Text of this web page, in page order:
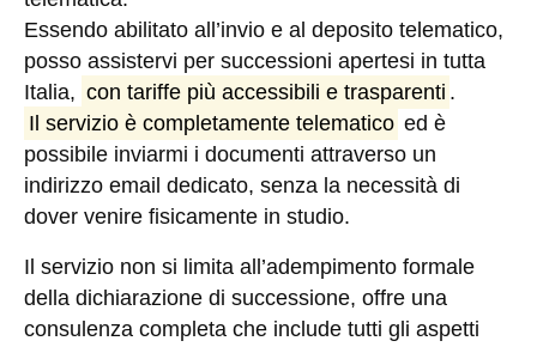
Essendo abilitato all’invio e al deposito telematico,
posso assistervi per successioni apertesi in tutta
Italia, con tariffe più accessibili e trasparenti .
Il servizio è completamente telematico ed è
possibile inviarmi i documenti attraverso un
indirizzo email dedicato, senza la necessità di
dover venire fisicamente in studio.
Il servizio non si limita all’adempimento formale
della dichiarazione di successione, offre una
consulenza completa che include tutti gli aspetti